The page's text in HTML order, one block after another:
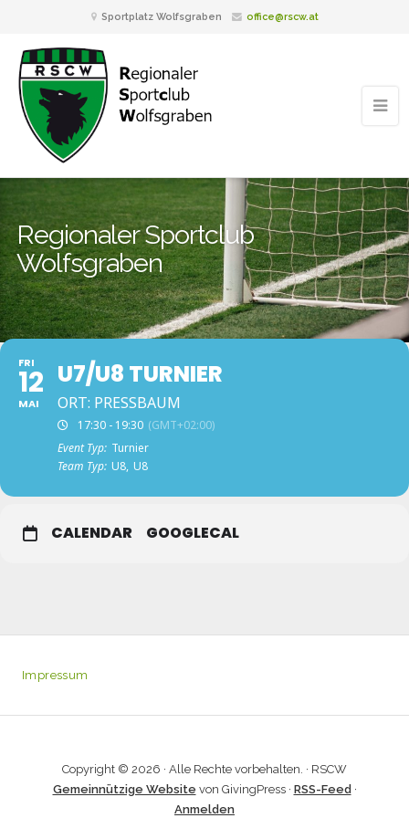
Sportplatz Wolfsgraben office@rscw.at
Regionaler Sportclub
Wolfsgraben
FRI
12
MAI
U7/U8 TURNIER
ORT: PRESSBAUM
17:30 - 19:30 (GMT+02:00)
Event Typ: Turnier
Team Typ: U8, U8
CALENDAR GOOGLECAL
Impressum
Copyright © 2026 · Alle Rechte vorbehalten. · RSCW
Gemeinnützige Website von GivingPress · RSS-Feed ·
Anmelden